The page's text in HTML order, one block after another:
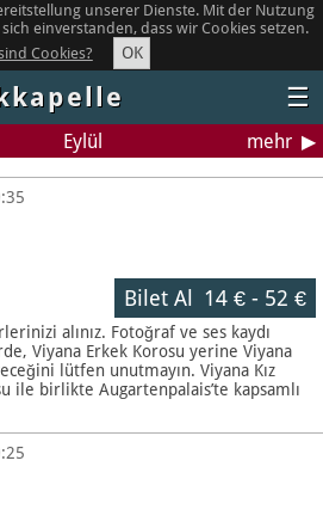
unserer Dienste. Mit der Nutzung
einverstanden, dass wir Cookies setzen.
Cookies?
OK
☰
Eylül mehr
Bilet Al 14 €- 52 €
alınız. Fotoğraf ve ses kaydı
Viyana Erkek Korosu yerine Viyana
lütfen unutmayın. Viyana Kız
ile birlikte Augartenpalais’te kapsamlı